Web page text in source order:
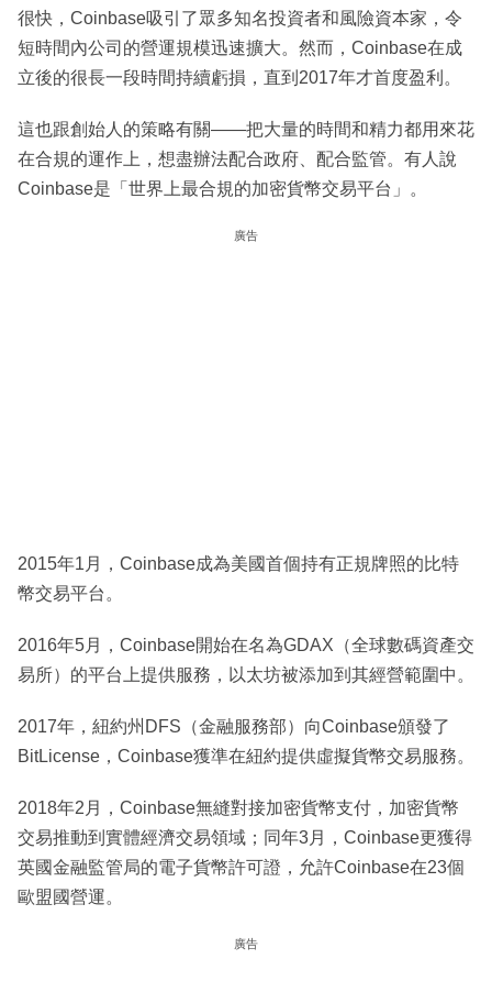
很快，Coinbase吸引了眾多知名投資者和風險資本家，令
短時間內公司的營運規模迅速擴大。然而，Coinbase在成
立後的很長一段時間持續虧損，直到2017年才首度盈利。
這也跟創始人的策略有關——把大量的時間和精力都用來花
在合規的運作上，想盡辦法配合政府、配合監管。有人說
Coinbase是「世界上最合規的加密貨幣交易平台」。
廣告
2015年1月，Coinbase成為美國首個持有正規牌照的比特
幣交易平台。
2016年5月，Coinbase開始在名為GDAX（全球數碼資產交
易所）的平台上提供服務，以太坊被添加到其經營範圍中。
2017年，紐約州DFS（金融服務部）向Coinbase頒發了
BitLicense，Coinbase獲準在紐約提供虛擬貨幣交易服務。
2018年2月，Coinbase無縫對接加密貨幣支付，加密貨幣
交易推動到實體經濟交易領域；同年3月，Coinbase更獲得
英國金融監管局的電子貨幣許可證，允許Coinbase在23個
歐盟國營運。
廣告